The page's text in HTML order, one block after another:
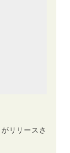
リリースさ